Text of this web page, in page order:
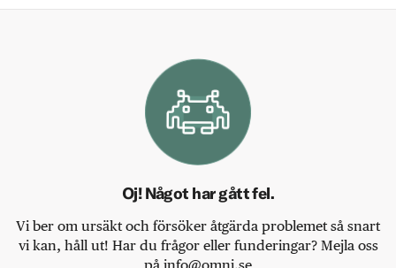
Oj! Något har gått fel.
Vi ber om ursäkt och försöker åtgärda problemet så snart
vi kan, håll ut! Har du frågor eller funderingar? Mejla oss